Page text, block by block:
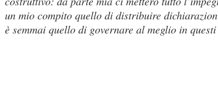
un mio compito quello di distribuire
è semmai quello di governare al meglio in